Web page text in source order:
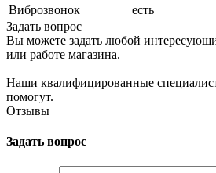
Виброзвонок
есть
Задать вопрос
Вы можете задать любой
или работе магазина.
Наши квалифицированные
помогут.
Отзывы
Задать вопрос